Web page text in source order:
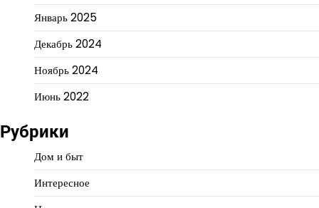
Январь 2025
Декабрь 2024
Ноябрь 2024
Июнь 2022
Рубрики
Дом и быт
Интересное